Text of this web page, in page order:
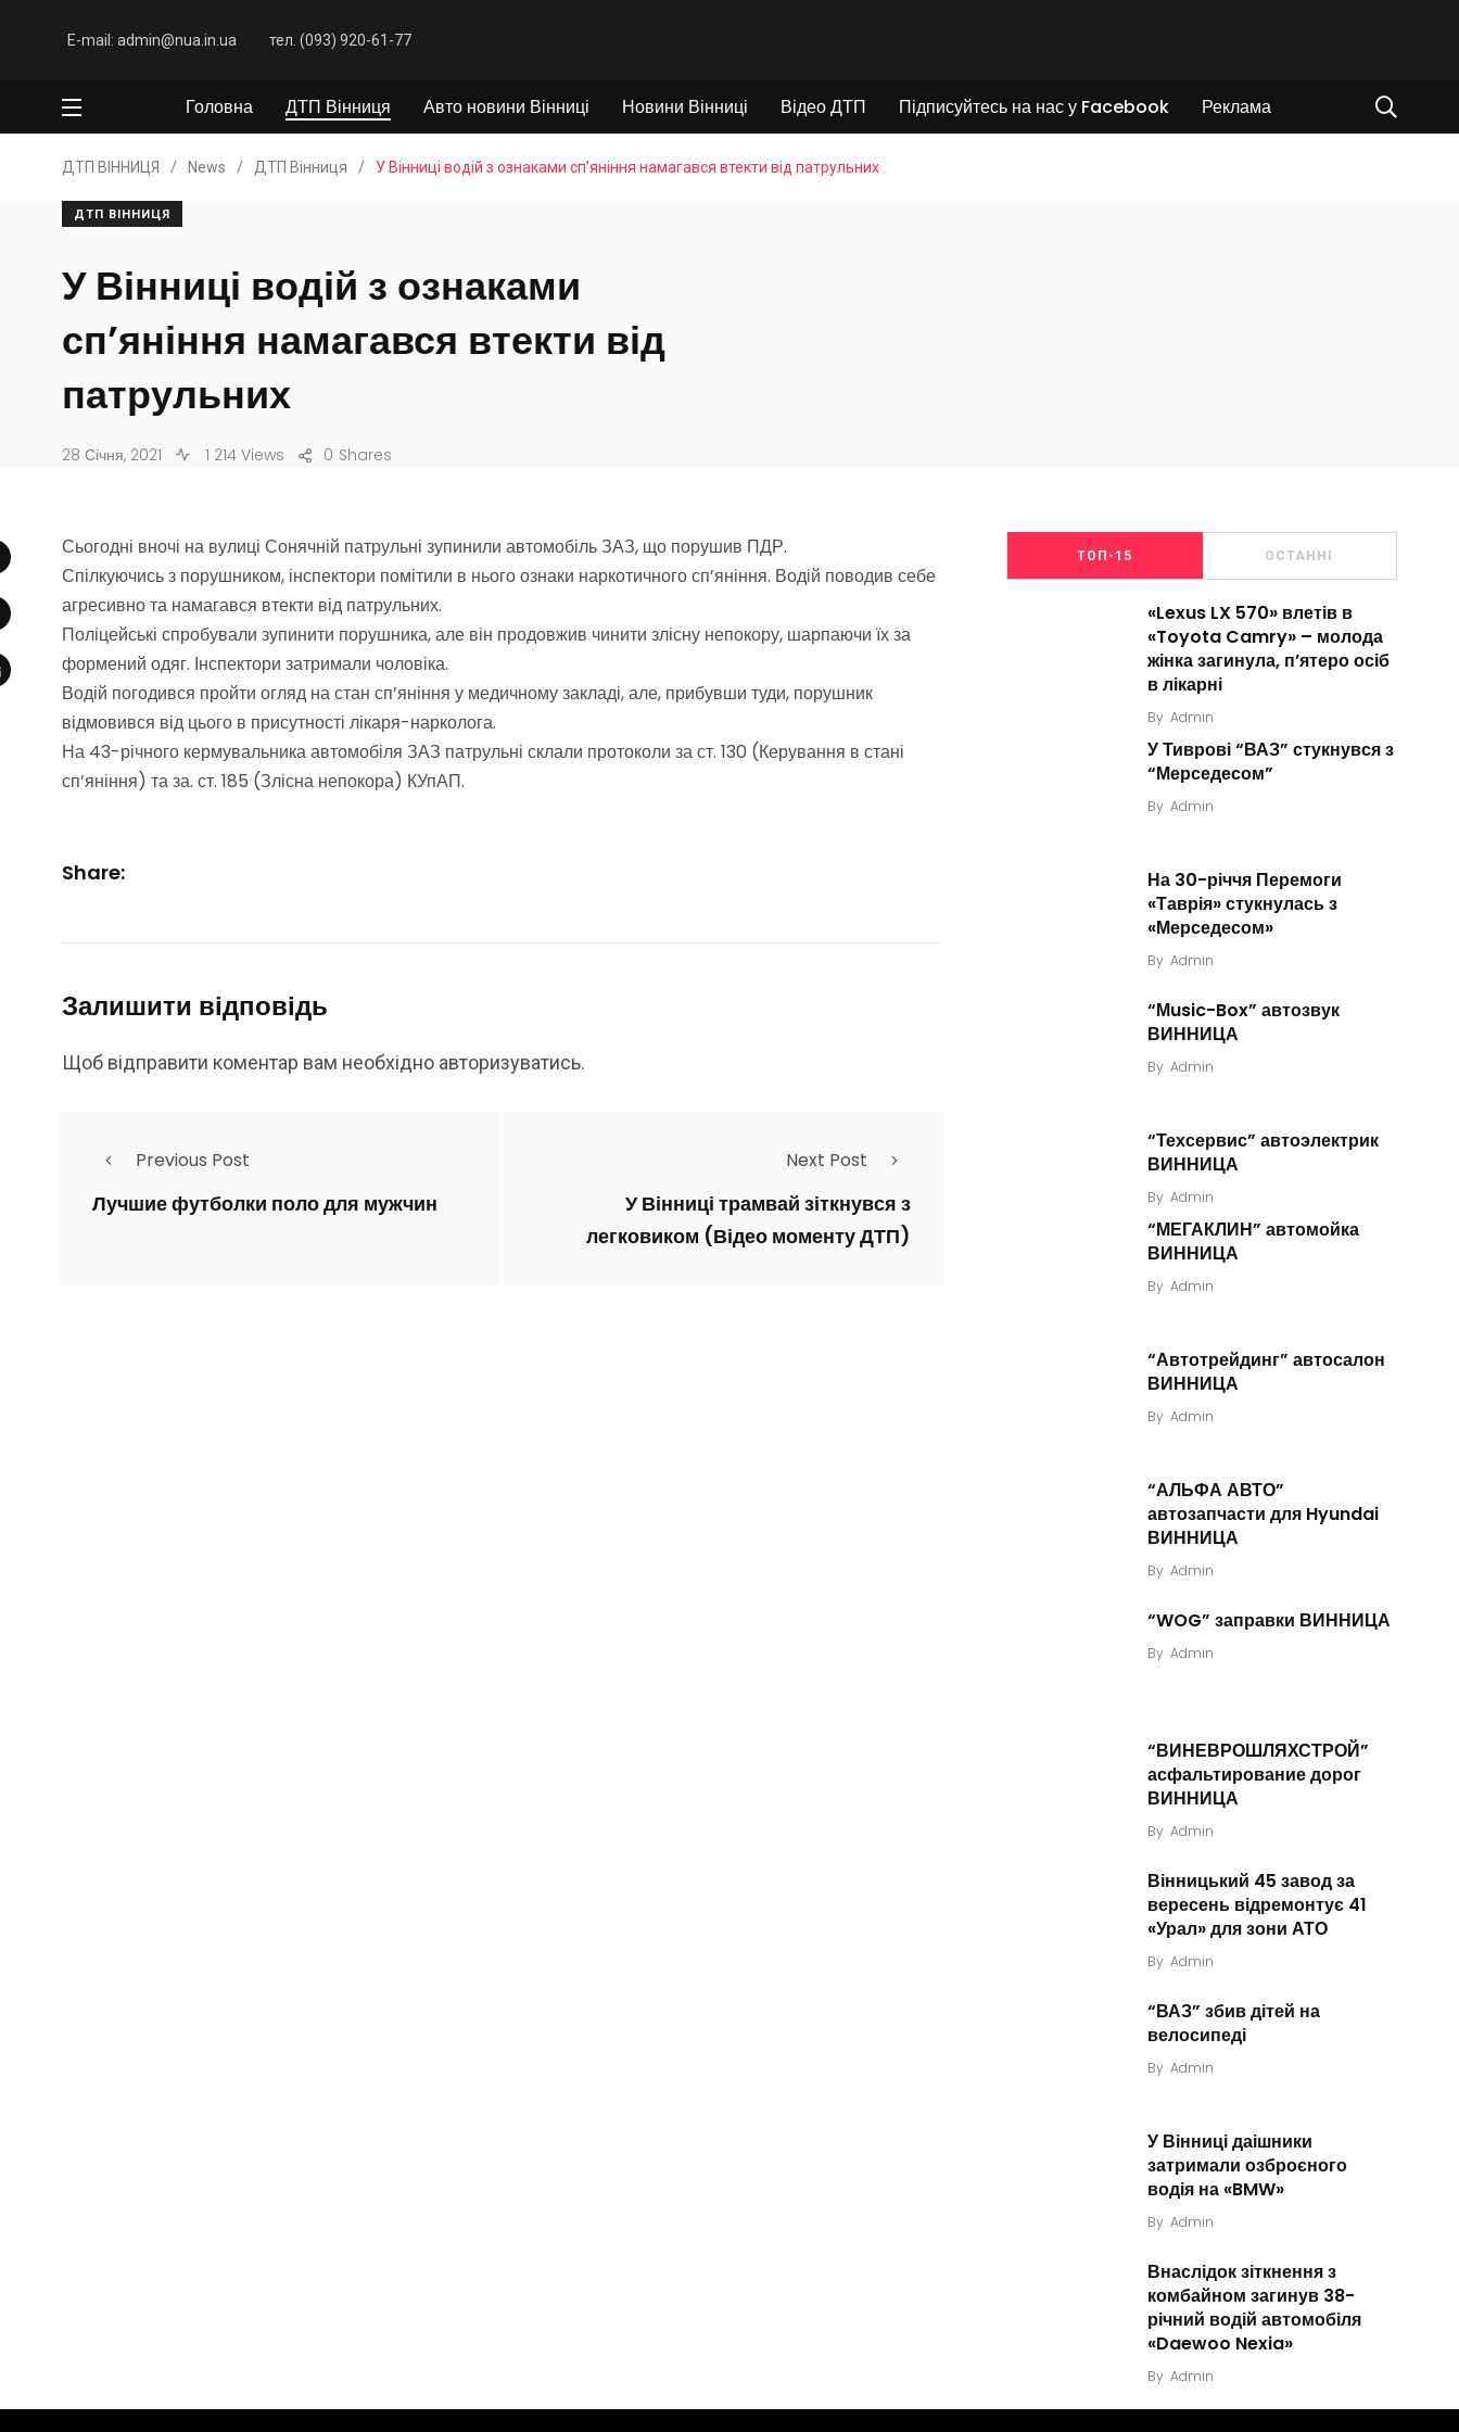
E-mail: admin@nua.in.ua тел. (093) 920-61-77
Головна ДТП Вінниця Авто новини Вінниці Новини Вінниці Відео ДТП Підписуйтесь на нас у Facebook Реклама
ДТП ВІННИЦЯ / News / ДТП Вінниця / У Вінниці водій з ознаками сп’яніння намагався втекти від патрульних
ДТП ВІННИЦЯ
У Вінниці водій з ознаками
сп’яніння намагався втекти від
патрульних
28 Січня, 2021 1 214 Views Shares
0
Сьогодні вночі на вулиці Сонячній патрульні зупинили автомобіль ЗАЗ, що порушив ПДР.
Спілкуючись з порушником, інспектори помітили в нього ознаки наркотичного сп’яніння. Водій поводив себе
агресивно та намагався втекти від патрульних.
Поліцейські спробували зупинити порушника, але він продовжив чинити злісну непокору, шарпаючи їх за
формений одяг. Інспектори затримали чоловіка.
Водій погодився пройти огляд на стан сп’яніння у медичному закладі, але, прибувши туди, порушник
відмовився від цього в присутності лікаря-нарколога.
На 43-річного кермувальника автомобіля ЗАЗ патрульні склали протоколи за ст. 130 (Керування в стані
сп’яніння) та за. ст. 185 (Злісна непокора) КУпАП.
Share:
Залишити відповідь
Щоб відправити коментар вам необхідно авторизуватись.
Previous Post
Лучшие футболки поло для мужчин
Next Post
У Вінниці трамвай зіткнувся з
легковиком (Відео моменту ДТП)
ТОП-15 ОСТАННІ
«Lexus LX 570» влетів в
«Toyota Camry» – молода
жінка загинула, п’ятеро осіб
в лікарні
By Admin
У Тиврові “ВАЗ” стукнувся з
“Мерседесом”
By Admin
На 30-річчя Перемоги
«Таврія» стукнулась з
«Мерседесом»
By Admin
“Мusic-Box” автозвук
ВИННИЦА
By Admin
“Техсервис” автоэлектрик
ВИННИЦА
By Admin
“МЕГАКЛИН” автомойка
ВИННИЦА
By Admin
“Автотрейдинг” автосалон
ВИННИЦА
By Admin
“АЛЬФА АВТО”
автозапчасти для Hyundai
ВИННИЦА
By Admin
“WOG” заправки ВИННИЦА
By Admin
“ВИНЕВРОШЛЯХСТРОЙ”
асфальтирование дорог
ВИННИЦА
By Admin
Вінницький 45 завод за
вересень відремонтує 41
«Урал» для зони АТО
By Admin
“ВАЗ” збив дітей на
велосипеді
By Admin
У Вінниці даішники
затримали озброєного
водія на «BMW»
By Admin
Внаслідок зіткнення з
комбайном загинув 38-
річний водій автомобіля
«Daewoo Nexia»
By Admin